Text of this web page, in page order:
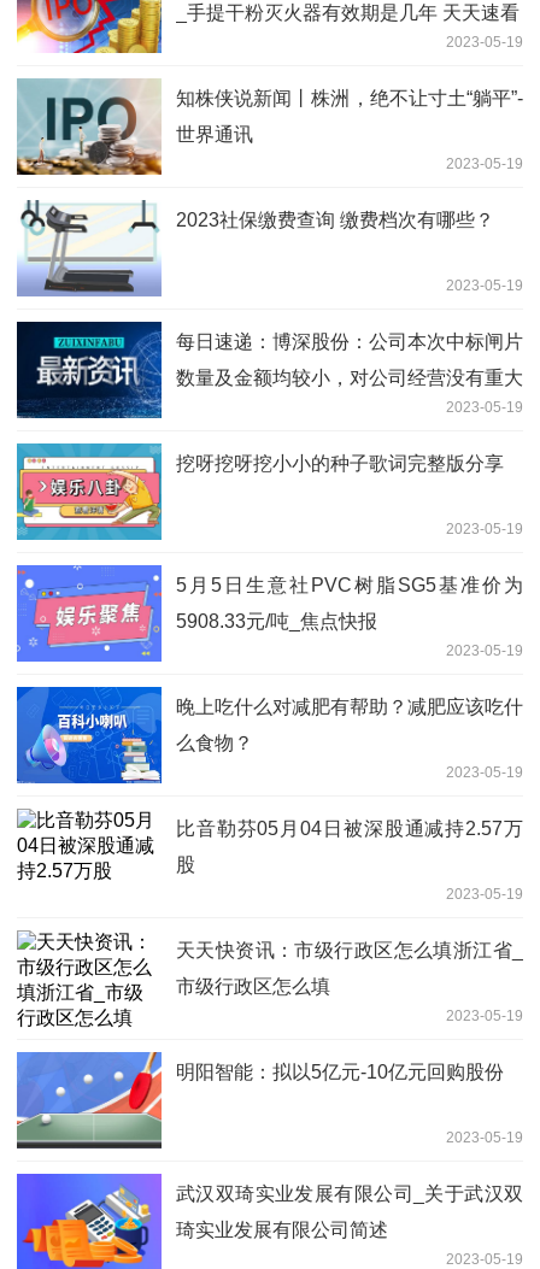
_手提干粉灭火器有效期是几年 天天速看
2023-05-19
知株侠说新闻丨株洲，绝不让寸土“躺平”-
世界通讯
2023-05-19
2023社保缴费查询 缴费档次有哪些？
2023-05-19
每日速递：博深股份：公司本次中标闸片
数量及金额均较小，对公司经营没有重大
2023-05-19
挖呀挖呀挖小小的种子歌词完整版分享
2023-05-19
5月5日生意社PVC树脂SG5基准价为
5908.33元/吨_焦点快报
2023-05-19
晚上吃什么对减肥有帮助？减肥应该吃什
么食物？
2023-05-19
比音勒芬05月04日被深股通减持2.57万
股
2023-05-19
天天快资讯：市级行政区怎么填浙江省_
市级行政区怎么填
2023-05-19
明阳智能：拟以5亿元-10亿元回购股份
2023-05-19
武汉双琦实业发展有限公司_关于武汉双
琦实业发展有限公司简述
2023-05-19